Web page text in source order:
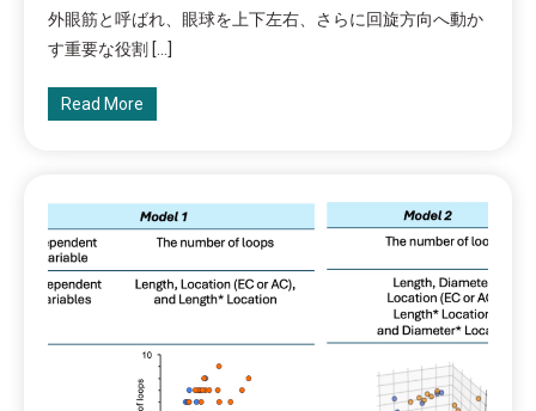
外眼筋と呼ばれ、眼球を上下左右、さらに回旋方向へ動か
す重要な役割 […]
Read More